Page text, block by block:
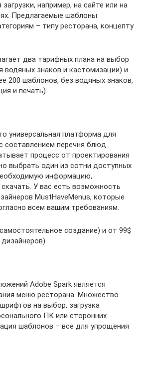
например, на сайте или на
Предлагаемые шаблоны
– типу ресторана, концепту
два тарифных плана на выбор
водяных знаков и кастомизации) и
200 шаблонов, без водяных знаков,
и печать).
универсальная платформа для
составлением перечня блюд
процесс от проектирования
выбрать один из сотни доступных
информацию,
У вас есть возможность
MustHaveMenus, которые
всем вашим требованиям.
создание) и от 99$
дизайнеров).
Adobe Spark является
меню ресторана. Множество
на выбор, загрузка
ПК или сторонних
шаблонов – все для упрощения